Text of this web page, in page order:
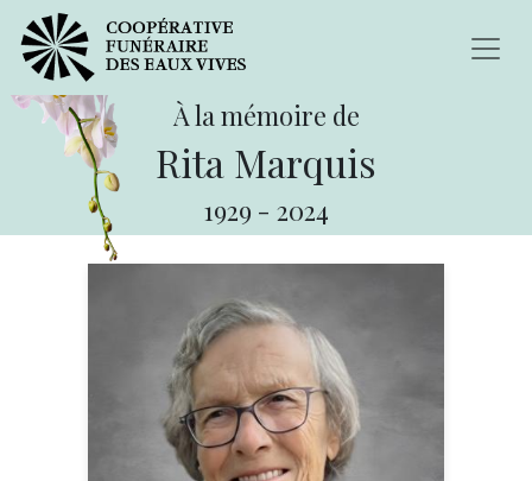
À la mémoire de
Rita Marquis
1929 - 2024